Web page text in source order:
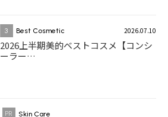
3 Best Cosmetic 2026.07.10
2026上半期美的ベストコスメ【コンシ
ーラー…
Skin Care